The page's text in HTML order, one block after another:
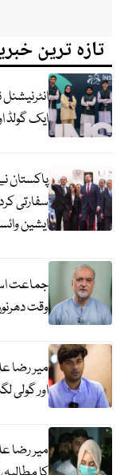
تازہ ترین
ایک گولڈ
پاکستان
سفارتی
ایشین
وقت
میر رضا
اور گولی
میر رضا